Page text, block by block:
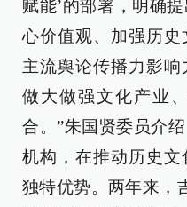
赋能’的部署，明确
心价值观、加强历
主流舆论传播力影响
做大做强文化产业
合。”朱国贤委员介
机构，在推动历史
独特优势。两年来，